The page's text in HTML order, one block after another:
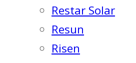
Restar Solar
Resun
Risen